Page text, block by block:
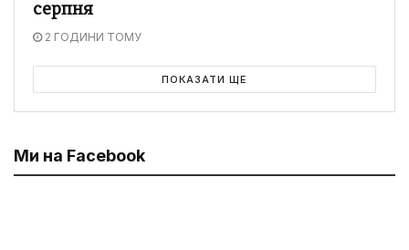
серпня
2 ГОДИНИ ТОМУ
ПОКАЗАТИ ЩЕ
Ми на Facebook